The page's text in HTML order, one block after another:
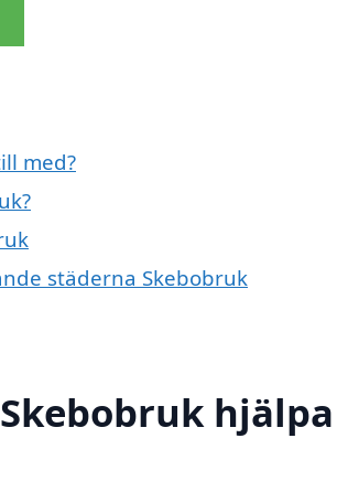
med?
städerna Skebobruk